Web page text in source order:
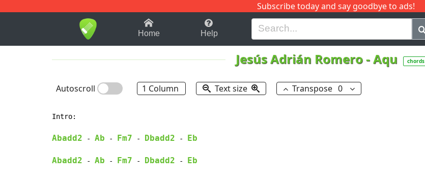
Subscribe today and say goodbye to ads!
1-9 B H I J Q
Home Help
Jesús Adrián Romero-Aqu chords
Autoscroll 1 Column Text size Transpose 0
Intro:
Abadd2 - Ab - Fm7 - Dbadd2 - Eb
Abadd2 - Ab - Fm7 - Dbadd2 - Eb